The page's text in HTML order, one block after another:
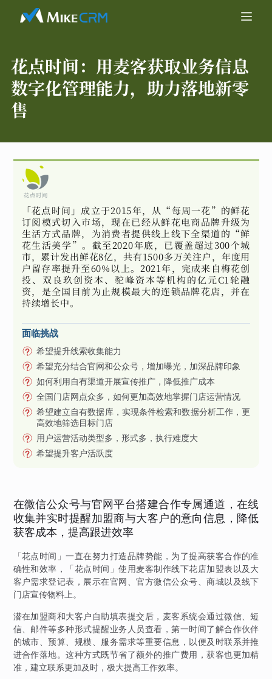
花点时间： 用麦客获取业务信息
数字化管理能力，助力落地新零
售
「花点时间」成立于2015年，从“每周一花”的鲜花
订阅模式切入市场，现在已经从鲜花电商品牌升级为
生活方式品牌，为消费者提供线上线下全渠道的“鲜
花生活美学”。截至2020年底，已覆盖超过300个城
市，累计发出鲜花8亿，共有1500多万关注户，年度用
户留存率提升至60%以上。2021年，完成来自梅花创
投、双良玖创资本、驼峰资本等机构的亿元C1轮融
资，是全国目前为止规模最大的连锁品牌花店，并在
持续增长中。
面临挑战
希望提升线索收集能力
希望充分结合官网和公众号，增加曝光，加深品牌印象
如何利用自有渠道开展宣传推广，降低推广成本
全国门店网点众多，如何更加高效地掌握门店运营情况
希望建立自有数据库，实现条件检索和数据分析工作，更
高效地筛选目标门店
用户运营活动类型多，形式多，执行难度大
希望提升客户活跃度
在微信公众号与官网平台搭建合作专属通道，在线
收集并实时提醒加盟商与大客户的意向信息，降低
获客成本，提高跟进效率
「花点时间」一直在努力打造品牌势能，为了提高获客合作的准
确性和效率，「花点时间」使用麦客制作线下花店加盟表以及大
客户需求登记表，展示在官网、官方微信公众号、商城以及线下
门店宣传物料上。
潜在加盟商和大客户自助填表提交后，麦客系统会通过微信、短
信、邮件等多种形式提醒业务人员查看，第一时间了解合作伙伴
的城市、预算、规模、服务需求等重要信息，以便及时联系并推
进合作落地。这种方式既节省了额外的推广费用，获客也更加精
准，建立联系更加及时，极大提高工作效率。